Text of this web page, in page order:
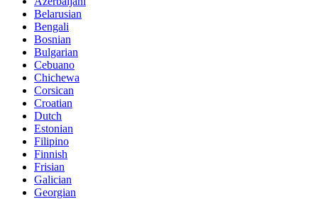
Belarusian
Bengali
Bosnian
Bulgarian
Cebuano
Chichewa
Corsican
Croatian
Dutch
Estonian
Filipino
Finnish
Frisian
Galician
Georgian